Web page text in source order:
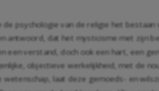
psychologie van de religie het bestaan
antwoord, dat het mysticisme met zijn
een verstand, doch ook een hart, een
objectieve werkelijkheid, met de
laat deze gemoeds- en